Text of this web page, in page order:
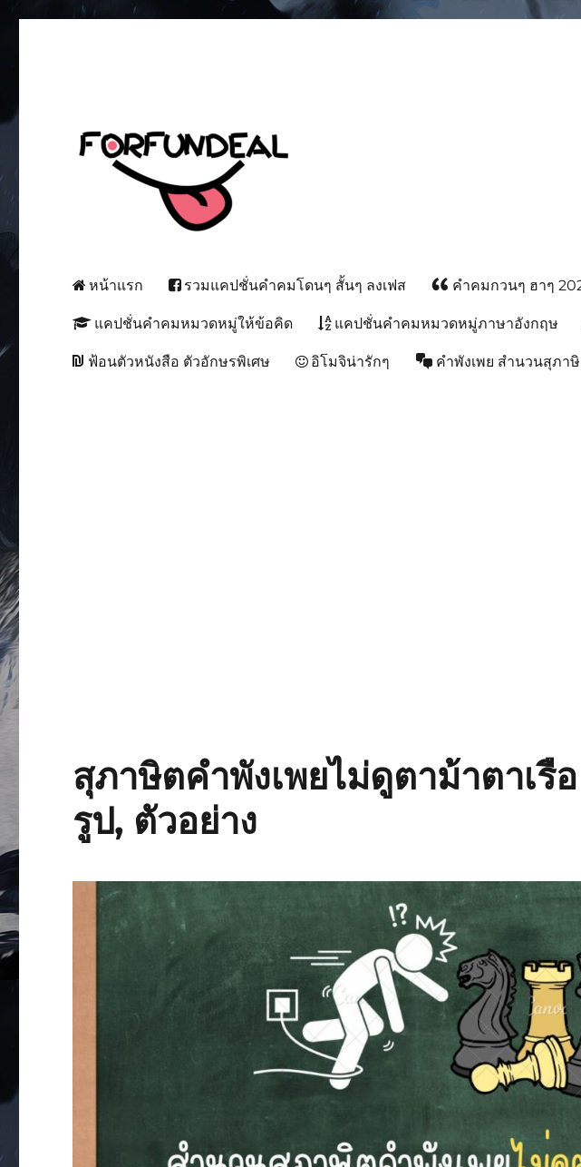
forfundeal | รวมแคปชั่นคำคม, คำพังเพยสำ
หน้าแรก รวมแคปชั่นคำคมโดนๆ สั้นๆ ลงเฟส คำคมกวนๆ ฮาๆ
แคปชั่นคำคมหมวดหมู่ให้ข้อคิด แคปชั่นคำคมหมวดหมู่ภาษาอังกฤษ
ฟ้อนตัวหนังสือ ตัวอักษรพิเศษ อิโมจิน่ารักๆ คำพังเพย สำนวนสุภา
สุภาษิตคำพังเพยไม่ดูตาม้าตาเรื
รูป, ตัวอย่าง